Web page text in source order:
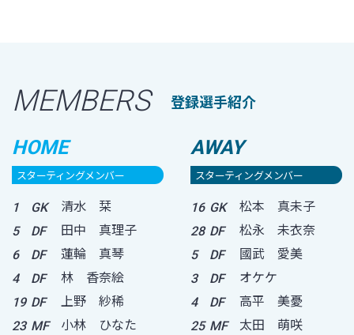
MEMBERS 登録選手紹介
HOME
スターティングメンバー
1 GK 清水 栞
5 DF 田中 真理子
6 DF 蓮輪 真琴
4 DF 林 香奈絵
19 DF 上野 紗稀
23 MF 小林 ひなた
AWAY
スターティングメンバー
16 GK 松本 真未子
28 DF 松永 未衣奈
5 DF 國武 愛美
3 DF オケケ
4 DF 高平 美憂
25 MF 太田 萌咲